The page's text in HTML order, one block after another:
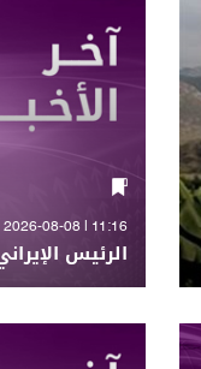
11:16 | 2026-08-08
الرئيس